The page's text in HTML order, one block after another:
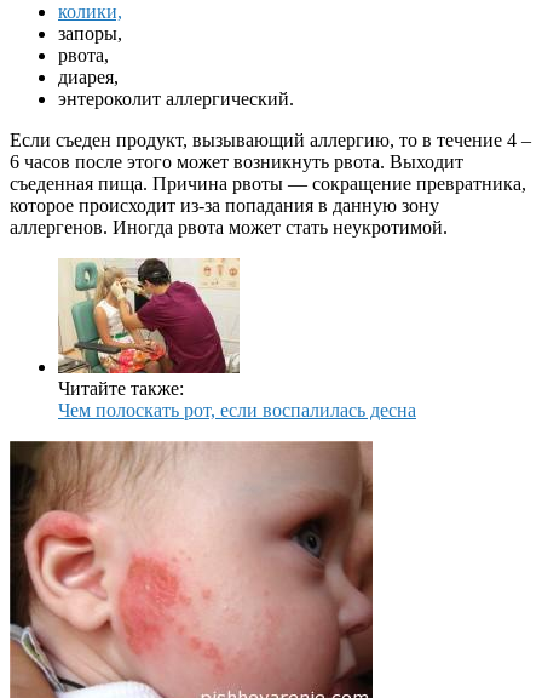
колики,
запоры,
рвота,
диарея,
энтероколит аллергический.
Если съеден продукт, вызывающий аллергию, то в течение 4 –
6 часов после этого может возникнуть рвота. Выходит
съеденная пища. Причина рвоты — сокращение превратника,
которое происходит из-за попадания в данную зону
аллергенов. Иногда рвота может стать неукротимой.
Читайте также:
Чем полоскать рот, если воспалилась десна